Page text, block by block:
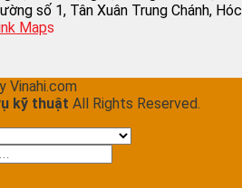
số 1, Tân Xuân Trung Chánh,
Maps
Vinahi.com
kỹ thuật All Rights Reserved.